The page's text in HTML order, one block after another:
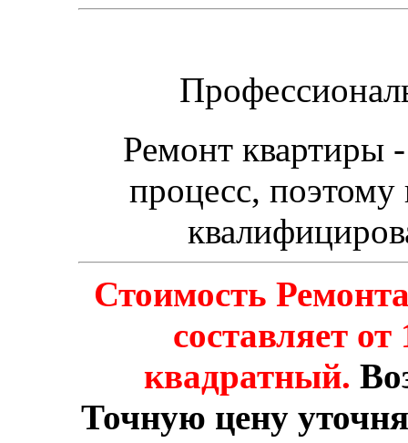
Ремонт квартиры
процесс, поэтому
Стоимость
составляет
квадратный.
Точную цену